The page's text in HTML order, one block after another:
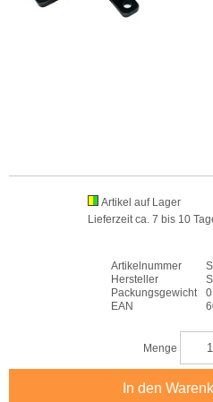
Artikel auf Lager
Lieferzeit ca. 7 bis 10
Artikelnummer
Hersteller
Packungsgewicht
EAN
Menge
In den